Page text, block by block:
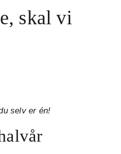
skal vi
selv er én!